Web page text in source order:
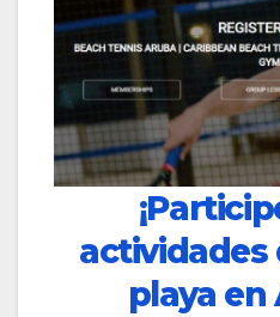
actividades
playa en